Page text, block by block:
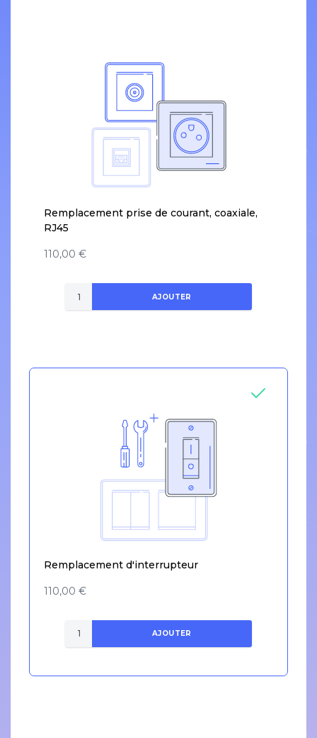
Remplacement prise de courant, coaxiale,
RJ45
110,00 €
AJOUTER
Remplacement d'interrupteur
110,00 €
AJOUTER